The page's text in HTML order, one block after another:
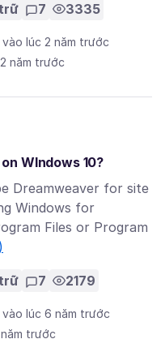
7 3335
lúc 2 năm trước
2 năm trước
WIndows 10?
Dreamweaver for site
Windows for
Files or Program
7 2179
lúc 6 năm trước
trước